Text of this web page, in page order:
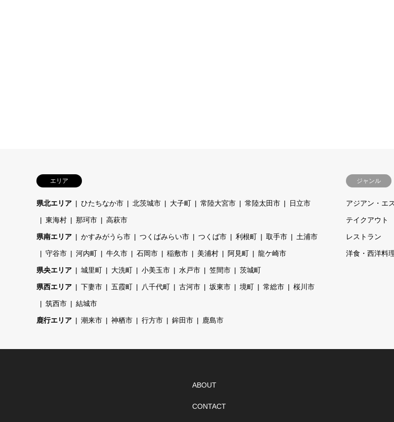
エリア
県北エリア ひたちなか市 北茨城市 大子町 常陸大宮市 常陸太田市 日立市
東海村 那珂市 高萩市
県南エリア かすみがうら市 つくばみらい市 つくば市 利根町 取手市 土浦市
守谷市 河内町 牛久市 石岡市 稲敷市 美浦村 阿見町 龍ケ崎市
県央エリア 城里町 大洗町 小美玉市 水戸市 笠間市 茨城町
県西エリア 下妻市 五霞町 八千代町 古河市 坂東市 境町 常総市 桜川市
筑西市 結城市
鹿行エリア 潮来市 神栖市 行方市 鉾田市 鹿島市
ジャンル
アジアン・エ
テイクアウト
レストラン
洋食・西洋料
ABOUT
CONTACT